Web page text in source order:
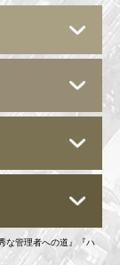
な管理者への道』『ハ